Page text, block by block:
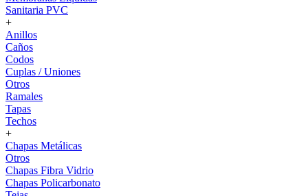
Sanitaria PVC
+
Anillos
Caños
Codos
Cuplas / Uniones
Otros
Ramales
Tapas
Techos
+
Chapas Metálicas
Otros
Chapas Fibra Vidrio
Chapas Policarbonato